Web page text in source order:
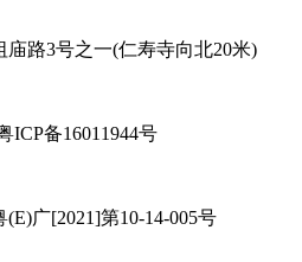
路3号之一(仁寿寺向北20米)
ICP备16011944号
广[2021]第10-14-005号